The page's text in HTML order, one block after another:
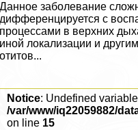
Данное заболевание
дифференцируется с
процессами в верхних
иной локализации и
отитов...
Notice: Undefined
/var/www/iq22059882/
on line 15